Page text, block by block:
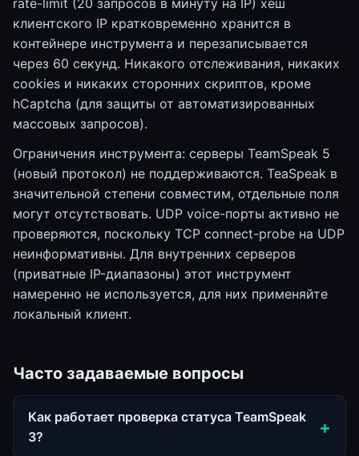
rate-limit (20 запросов в минуту на IP) хеш
клиентского IP кратковременно хранится в
контейнере инструмента и перезаписывается
через 60 секунд. Никакого отслеживания, никаких
cookies и никаких сторонних скриптов, кроме
hCaptcha (для защиты от автоматизированных
массовых запросов).
Ограничения инструмента: серверы TeamSpeak 5
(новый протокол) не поддерживаются. TeaSpeak в
значительной степени совместим, отдельные поля
могут отсутствовать. UDP voice-порты активно не
проверяются, поскольку TCP connect-probe на UDP
неинформативны. Для внутренних серверов
(приватные IP-диапазоны) этот инструмент
намеренно не используется, для них применяйте
локальный клиент.
Часто задаваемые вопросы
Как работает проверка статуса TeamSpeak
3?